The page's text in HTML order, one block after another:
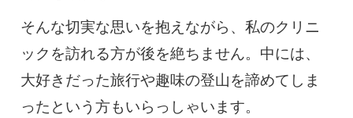
電話受付時間：月〜金／9:00〜16:30（土日祝休）
そんな切実な思いを抱えながら、私のクリニ
ックを訪れる方が後を絶ちません。中には、
大好きだった旅行や趣味の登山を諦めてしま
ったという方もいらっしゃいます。